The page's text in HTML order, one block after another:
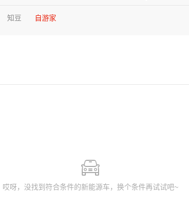
知豆 自游家
哎呀，没找到符合条件的新能源车，换个条件再试试吧~